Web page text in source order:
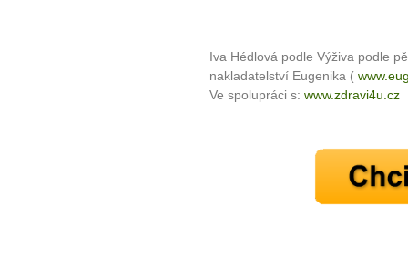
Iva Hédlová podle Výživa podle
nakladatelství Eugenika (
Ve spolupráci s: www.zdravi4u.cz